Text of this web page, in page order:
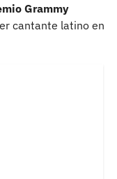
Grammy
cantante latino en